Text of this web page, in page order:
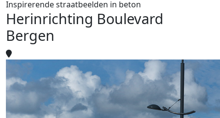
Inspirerende straatbeelden in beton
Herinrichting Boulevard
Bergen